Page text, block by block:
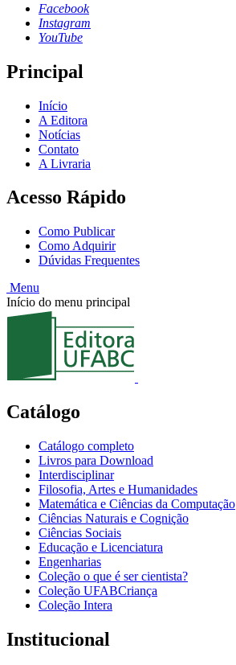
Facebook
Instagram
YouTube
Principal
Início
A Editora
Notícias
Contato
A Livraria
Acesso Rápido
Como Publicar
Como Adquirir
Dúvidas Frequentes
Menu
Início do menu principal
Catálogo
Catálogo completo
Livros para Download
Interdisciplinar
Filosofia, Artes e Humanidades
Matemática e Ciências da Computação
Ciências Naturais e Cognição
Ciências Sociais
Educação e Licenciatura
Engenharias
Coleção o que é ser cientista?
Coleção UFABCriança
Coleção Intera
Institucional